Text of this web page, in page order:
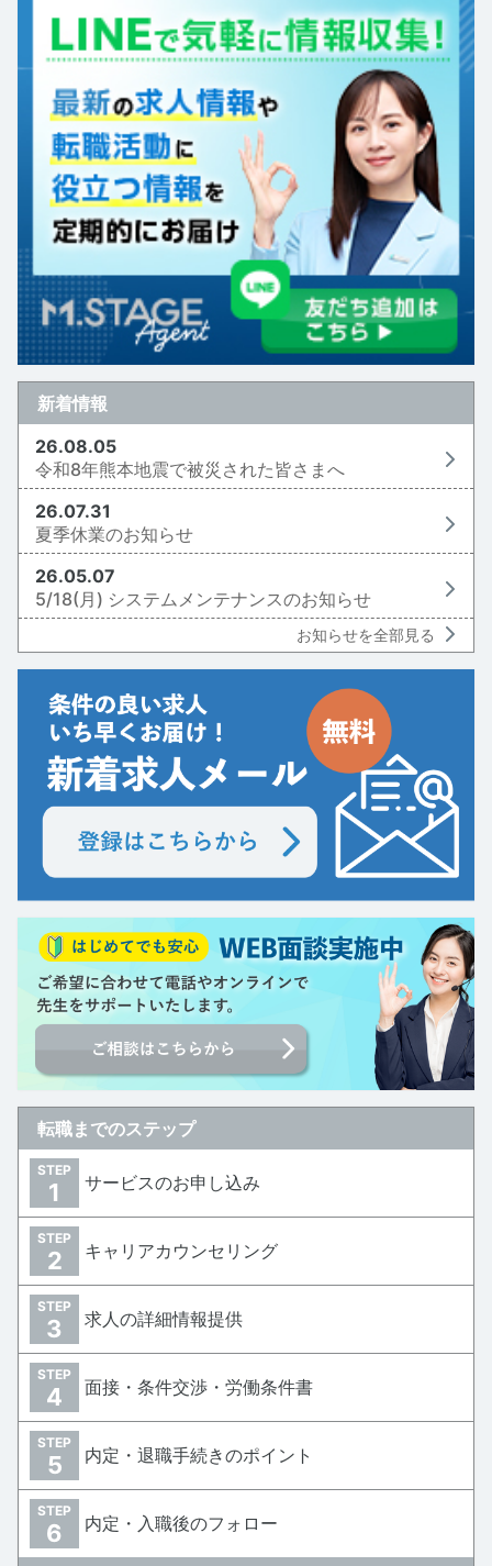
新着情報
26.08.05
令和8年熊本地震で被災された皆さまへ
26.07.31
夏季休業のお知らせ
26.05.07
5/18(月) システムメンテナンスのお知らせ
お知らせを全部見る
転職までのステップ
STEP
1 サービスのお申し込み
STEP
2 キャリアカウンセリング
STEP
3 求人の詳細情報提供
STEP
4 面接・条件交渉・労働条件書
STEP
5 内定・退職手続きのポイント
STEP
6 内定・入職後のフォロー